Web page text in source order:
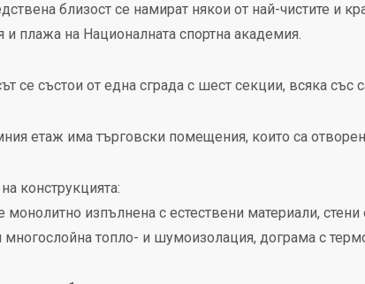
близост се намират някои от най-чистите и
и плажа на Националната спортна академия.
се състои от една сграда с шест секции, всяка със
етаж има търговски помещения, които са
конструкцията:
монолитно изпълнена с естествени материали,
многослойна топло- и шумоизолация, дограма с